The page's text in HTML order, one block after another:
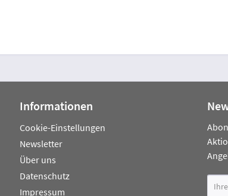
Informationen
Cookie-Einstellungen
Newsletter
Über uns
Datenschutz
Impressum